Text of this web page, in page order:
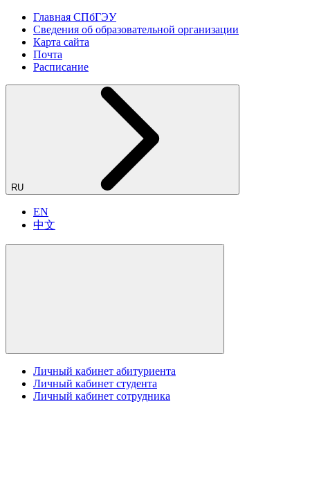
Главная СПбГЭУ
Сведения об образовательной организации
Карта сайта
Почта
Расписание
RU
EN
中文
Личный кабинет абитуриента
Личный кабинет студента
Личный кабинет сотрудника